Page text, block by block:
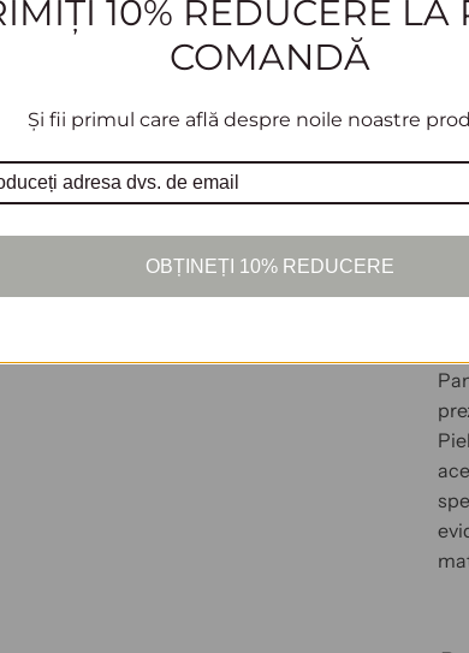
10% REDUCERE LA
COMANDĂ
Și fii primul care află despre noile noastre
OBȚINEȚI 10% REDUCERE